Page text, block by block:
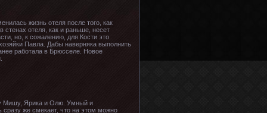
жизнь отеля после того, как
стенах отеля, как и раньше, несет
но, к сожалению, для Кости это
Павла. Дабы наверняка выполнить
работала в Брюсселе. Новое
Мишу, Ярика и Олю. Умный и
же смекает, что на этом можно